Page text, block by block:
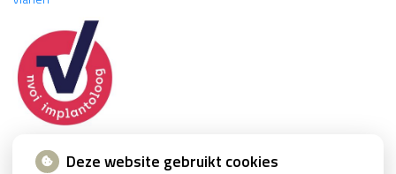
Deze website gebruikt cookies